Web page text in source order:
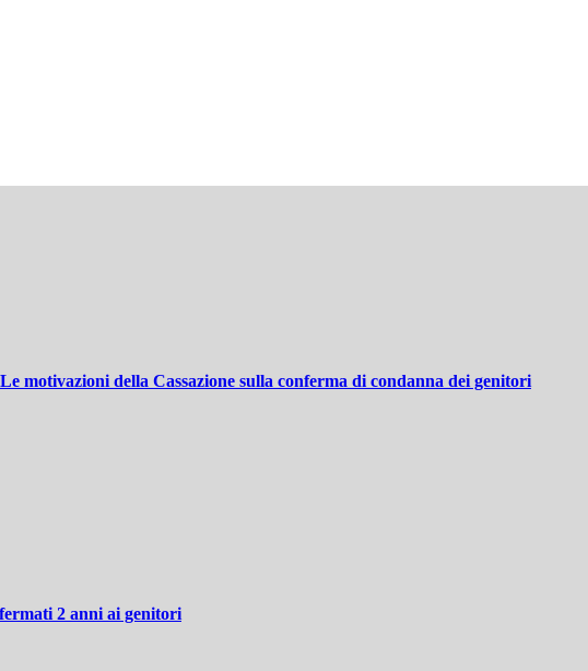
motivazioni della Cassazione sulla conferma di condanna dei genitori
2 anni ai genitori